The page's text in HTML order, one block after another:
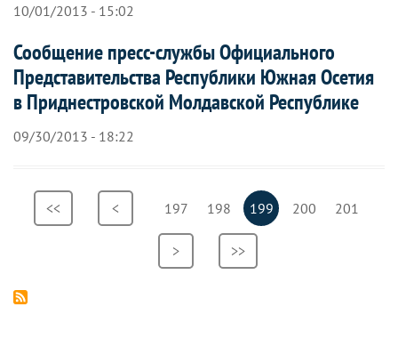
10/01/2013 - 15:02
Сообщение пресс-службы Официального
Представительства Республики Южная Осетия
в Приднестровской Молдавской Республике
09/30/2013 - 18:22
Нумерация
страниц
Первая
<<
Предыдущая
страница
< Страница
197 Страница
198
Текущая
страница
199 Страница
200 Страница
201
Следующая
>
Последняя
>>